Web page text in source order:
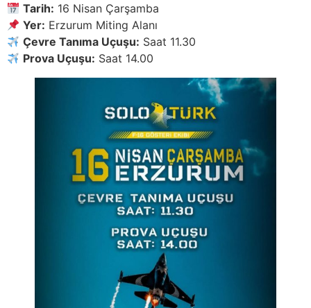
Tarih: 16 Nisan Çarşamba
Yer: Erzurum Miting Alanı
Çevre Tanıma Uçuşu: Saat 11.30
Prova Uçuşu: Saat 14.00